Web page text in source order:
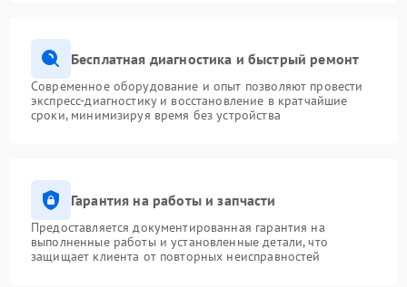
Бесплатная диагностика и быстрый ремонт
Современное оборудование и опыт позволяют провести
экспресс-диагностику и восстановление в кратчайшие
сроки, минимизируя время без устройства
Гарантия на работы и запчасти
Предоставляется документированная гарантия на
выполненные работы и установленные детали, что
защищает клиента от повторных неисправностей